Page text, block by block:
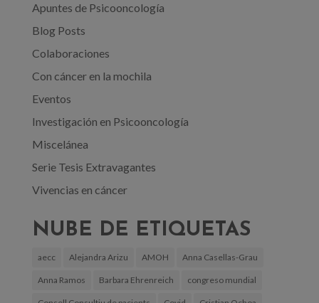
Apuntes de Psicooncología
Blog Posts
Colaboraciones
Con cáncer en la mochila
Eventos
Investigación en Psicooncología
Miscelánea
Serie Tesis Extravagantes
Vivencias en cáncer
NUBE DE ETIQUETAS
aecc Alejandra Arizu AMOH Anna Casellas-Grau
Anna Ramos Barbara Ehrenreich congreso mundial